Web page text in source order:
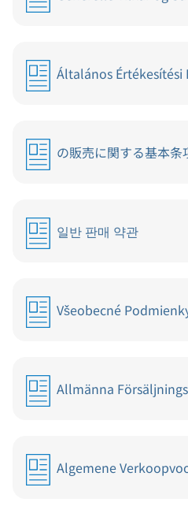
Általános
の販売に関する基本条
일반 판매 약관
Všeobecné
Allmänna
Algemene